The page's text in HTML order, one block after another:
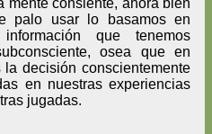
mente consiente, ahora bien
palo usar lo basamos en
que tenemos
osea que en
decisión conscientemente
en nuestras experiencias
jugadas.